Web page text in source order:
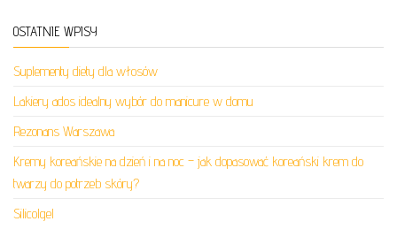
OSTATNIE WPISY
Suplementy diety dla włosów
Lakiery ados idealny wybór do manicure w domu
Rezonans Warszawa
Kremy koreańskie na dzień i na noc – jak dopasować koreański krem do
twarzy do potrzeb skóry?
Silicolgel